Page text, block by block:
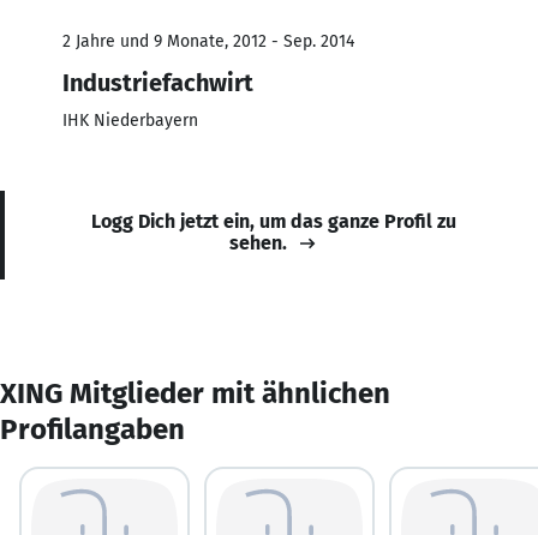
2 Jahre und 9 Monate, 2012 - Sep. 2014
Industriefachwirt
IHK Niederbayern
Logg Dich jetzt ein, um das ganze Profil zu
sehen.
XING Mitglieder mit ähnlichen
Profilangaben